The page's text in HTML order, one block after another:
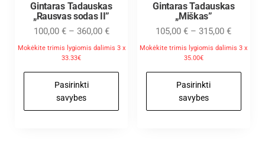
Gintaras Tadauskas
„Rausvas sodas II”
100,00 € – 360,00 €
Mokėkite trimis lygiomis dalimis 3 x
33.33€
Pasirinkti
savybes
Gintaras Tadauskas
„Miškas”
105,00€ – 315,00€
Mokėkite trimis lygiomis dalimis 3 x
35.00€
Pasirinkti
savybes